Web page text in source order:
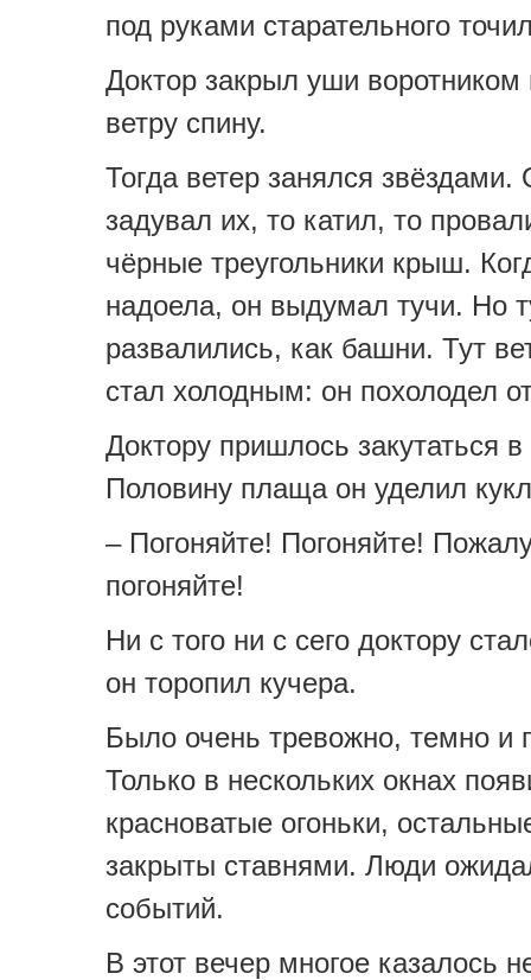
под руками старательного
Доктор закрыл уши воротником
ветру спину.
Тогда ветер занялся звёздами.
задувал их, то катил, то
чёрные треугольники крыш.
надоела, он выдумал тучи. Но
развалились, как башни. Тут
стал холодным: он похолодел
Доктору пришлось закутаться
Половину плаща он уделил
– Погоняйте! Погоняйте!
погоняйте!
Ни с того ни с сего доктору
он торопил кучера.
Было очень тревожно, темно и
Только в нескольких окнах
красноватые огоньки,
закрыты ставнями. Люди
событий.
В этот вечер многое казалось